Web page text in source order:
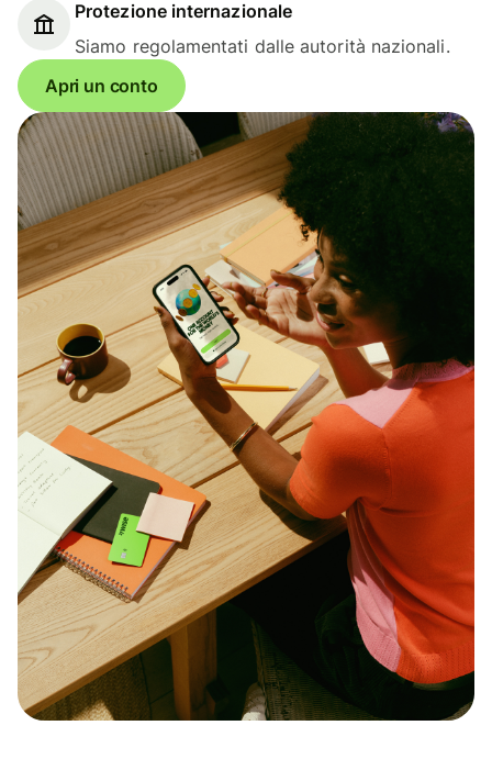
Protezione internazionale
Siamo regolamentati dalle autorità nazionali.
Apri un conto